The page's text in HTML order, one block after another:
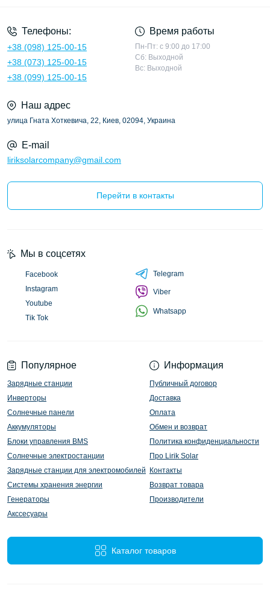
Телефоны:
+38 (098) 125-00-15
+38 (073) 125-00-15
+38 (099) 125-00-15
Время работы
Пн-Пт: с 9:00 до 17:00
Сб: Выходной
Вс: Выходной
Наш адрес
улица Гната Хоткевича, 22, Киев, 02094, Украина
E-mail
liriksolarcompany@gmail.com
Перейти в контакты
Популярное
Зарядные станции
Инверторы
Солнечные панели
Аккумуляторы
Блоки управления BMS
Солнечные электростанции
Зарядные станции для электромобилей
Системы хранения энергии
Генераторы
Акссесуары
Информация
Публичный договор
Доставка
Оплата
Обмен и возврат
Политика конфиденциальности
Про Lirik Solar
Контакты
Возврат товара
Производители
Каталог товаров
Мы в соцсетях
Facebook
Instagram
Youtube
Tik Tok
Telegram
Viber
Whatsapp